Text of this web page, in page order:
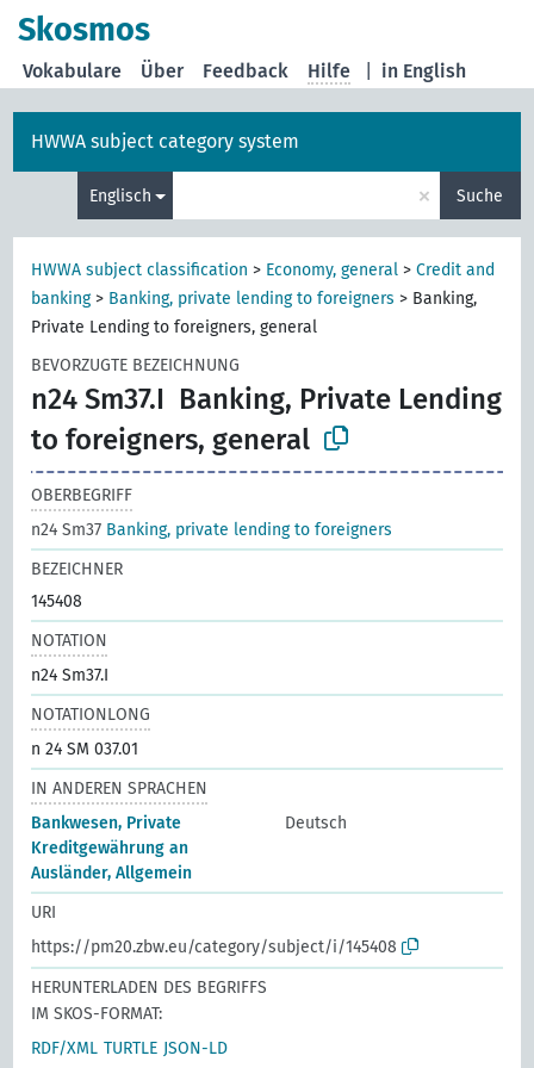
Skosmos
in English
Vokabulare Über Feedback Hilfe
HWWA subject category system
Englisch × Suche
HWWA subject classification > Economy, general >Credit and
banking> Banking, private lending to foreigners > Banking,
Private Lending to foreigners, general
BEVORZUGTE BEZEICHNUNG
n24 Sm37.I Banking, Private Lending
to foreigners, general
OBERBEGRIFF
n24 Sm37 Banking, private lending to foreigners
BEZEICHNER
145408
NOTATION
n24 Sm37.I
NOTATIONLONG
n 24 SM 037.01
IN ANDEREN SPRACHEN
Bankwesen, Private
Kreditgewährung an
Ausländer, Allgemein
Deutsch
URI
https://pm20.zbw.eu/category/subject/i/145408
HERUNTERLADEN DES BEGRIFFS
IM SKOS-FORMAT:
RDF/XML TURTLE JSON-LD